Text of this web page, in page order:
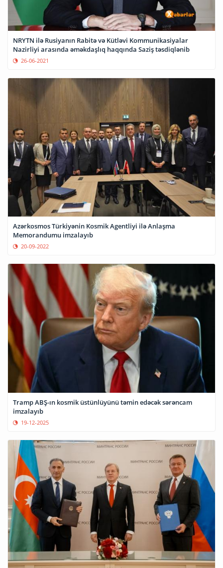
NRYTN ilə Rusiyanın Rabitə və Kütləvi Kommunikasiyalar
Nazirliyi arasında əməkdaşlıq haqqında Saziş təsdiqlənib
26-06-2021
Azərkosmos Türkiyənin Kosmik Agentliyi ilə Anlaşma
Memorandumu imzalayıb
20-09-2022
Tramp ABŞ-ın kosmik üstünlüyünü təmin edəcək sərəncam
imzalayıb
19-12-2025